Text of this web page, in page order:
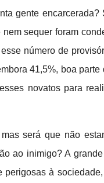
gente
sequer foram
número de
41,5%, boa
novatos para
será que não
ao inimigo? A
à